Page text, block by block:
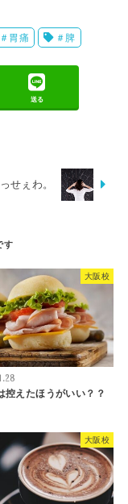
＃胃痛 ＃脾
送る
せぇわ。
大阪校
控えたほうがいい？？
大阪校